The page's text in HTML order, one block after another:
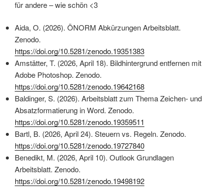
für andere – wie schön <3
Aida, O. (2026). ÖNORM Abkürzungen Arbeitsblatt.
Zenodo.
https://doi.org/10.5281/zenodo.19351383
Amstätter, T. (2026, April 18). Bildhintergrund entfernen mit
Adobe Photoshop. Zenodo.
https://doi.org/10.5281/zenodo.19642168
Baldinger, S. (2026). Arbeitsblatt zum Thema Zeichen- und
Absatzformatierung in Word. Zenodo.
https://doi.org/10.5281/zenodo.19359511
Bartl, B. (2026, April 24). Steuern vs. Regeln. Zenodo.
https://doi.org/10.5281/zenodo.19727840
Benedikt, M. (2026, April 10). Outlook Grundlagen
Arbeitsblatt. Zenodo.
https://doi.org/10.5281/zenodo.19498192